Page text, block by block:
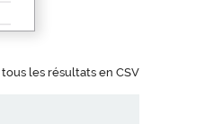
les résultats en CSV